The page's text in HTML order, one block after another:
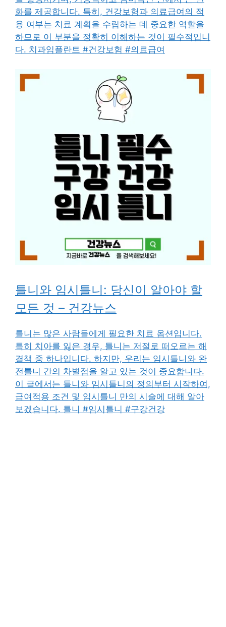
화를 제공합니다. 특히, 건강보험과 의료급여의 적
용 여부는 치료 계획을 수립하는 데 중요한 역할을
하므로 이 부분을 정확히 이해하는 것이 필수적입니
다. 치과임플란트 #건강보험 #의료급여
틀니와 임시틀니: 당신이 알아야 할
모든 것 – 건강뉴스
틀니는 많은 사람들에게 필요한 치료 옵션입니다.
특히 치아를 잃은 경우, 틀니는 저절로 떠오르는 해
결책 중 하나입니다. 하지만, 우리는 임시틀니와 완
전틀니 간의 차별점을 알고 있는 것이 중요합니다.
이 글에서는 틀니와 임시틀니의 정의부터 시작하여,
급여적용 조건 및 임시틀니 만의 시술에 대해 알아
보겠습니다. 틀니 #임시틀니 #구강건강